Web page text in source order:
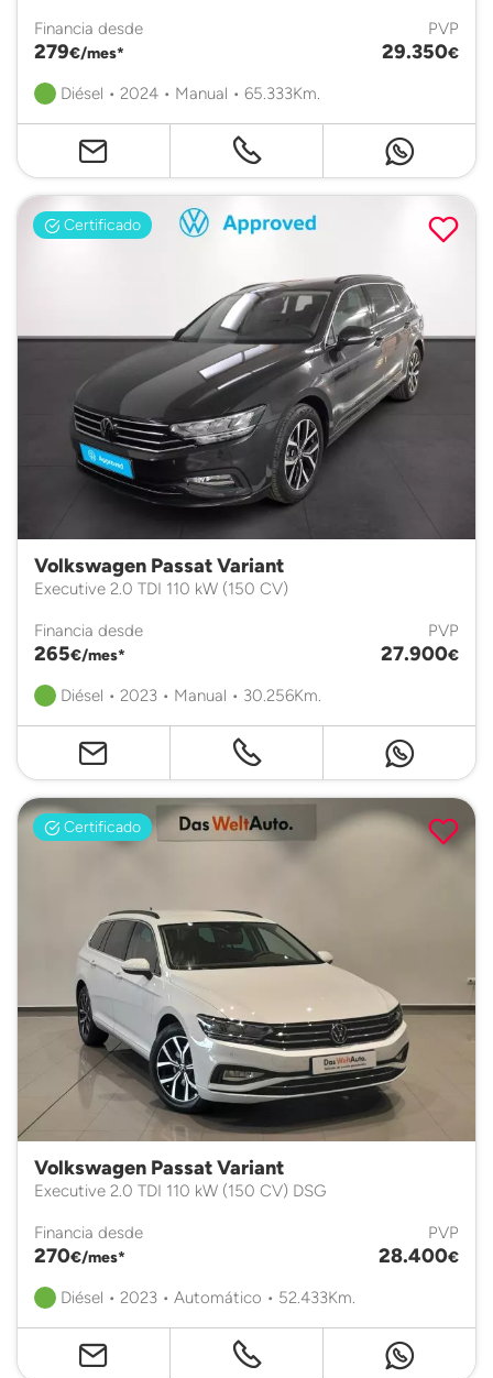
Financia desde
279€/mes*
PVP
29.350€
Diésel • 2024 • Manual • 65.333Km.
Certificado
Volkswagen Passat Variant
Executive 2.0 TDI 110 kW (150 CV)
Financia desde
265€/mes*
PVP
27.900€
Diésel • 2023 • Manual • 30.256Km.
Certificado
Volkswagen Passat Variant
Executive 2.0 TDI 110 kW (150 CV) DSG
Financia desde
270€/mes*
PVP
28.400€
Diésel • 2023 • Automático • 52.433Km.